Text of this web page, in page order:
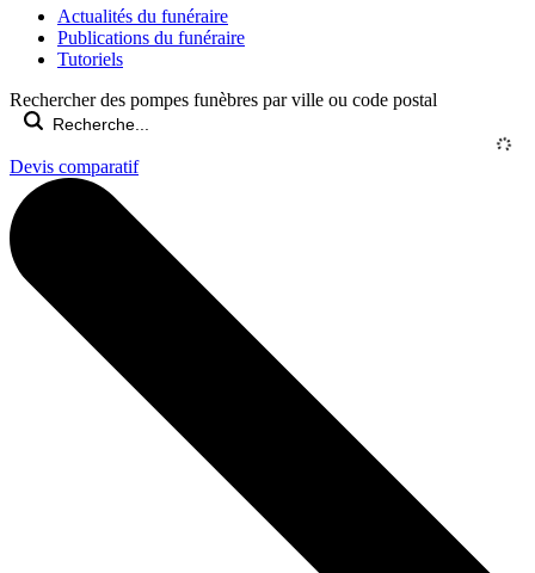
Actualités du funéraire
Publications du funéraire
Tutoriels
Rechercher des pompes funèbres par ville ou code postal
Devis comparatif